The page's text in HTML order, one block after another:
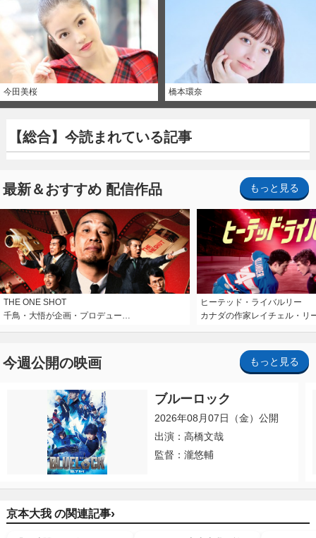
今田美桜 橋本環奈
【総合】今読まれている記事
最新＆おすすめ 配信作品 もっと見る
THE ONE SHOT
千鳥・大悟が企画・プロデュー…
ヒーテッド・ライバルリー
カナダの作家レイチェル・リ
今週公開の映画 もっと見る
ブルーロック
2026年08月07日（金）公開
出演：高橋文哉
監督：瀧悠輔
京本大我 の関連記事›